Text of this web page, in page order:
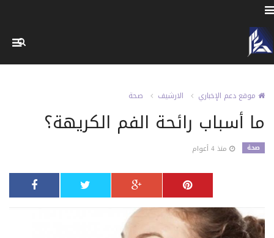
موقع دعم الإخباري الارشيف صحة
ما أسباب رائحة الفم الكريهة؟
صحة منذ 4 أعوام